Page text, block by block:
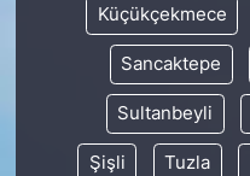
Küçükçekmece
Sancaktepe
Sultanbeyli
Şişli Tuzla